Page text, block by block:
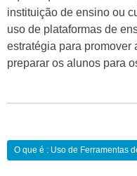
instituição de ensino ou
uso de plataformas de
estratégia para promover
preparar os alunos para
Navegação
O que é : Uso de Ferramentas